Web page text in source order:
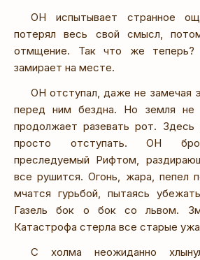
ОН испытывает странное
потерял весь свой смысл,
отмщение. Так что же теперь?
замирает на месте.
ОН отступал, даже не замечая
перед ним бездна. Но земля не
продолжает разевать рот. Здесь
просто отступать. ОН
преследуемый Рифтом,
все рушится. Огонь, жара, пепел
мчатся гурьбой, пытаясь
Газель бок о бок со львом.
Катастрофа стерла все старые
С холма неожиданно